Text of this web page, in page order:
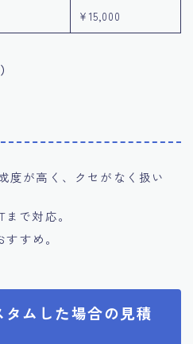
¥15,000
度が高く、クセがなく扱い
で対応。
すめ。
タムした場合の見積